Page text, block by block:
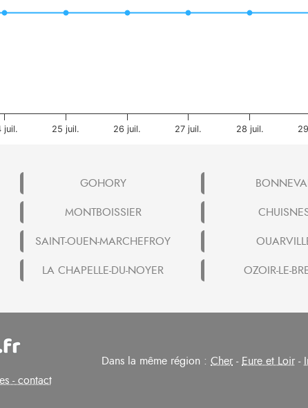
juil. 25 juil. 26 juil. 27 juil. 28 juil.
GOHORY
MONTBOISSIER
SAINT-OUEN-MARCHEFROY
LA CHAPELLE-DU-NOYER OZOIR-LE-
- contact
Dans la même région : Cher -Eure et Loir -